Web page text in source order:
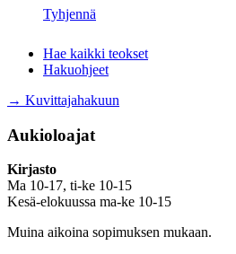
Tyhjennä
Hae kaikki teokset
Hakuohjeet
→ Kuvittajahakuun
Aukioloajat
Kirjasto
Ma 10-17, ti-ke 10-15
Kesä-elokuussa ma-ke 10-15
Muina aikoina sopimuksen mukaan.